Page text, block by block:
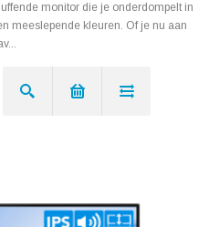
monitor die je onderdompelt in
meeslepende kleuren. Of je nu aan